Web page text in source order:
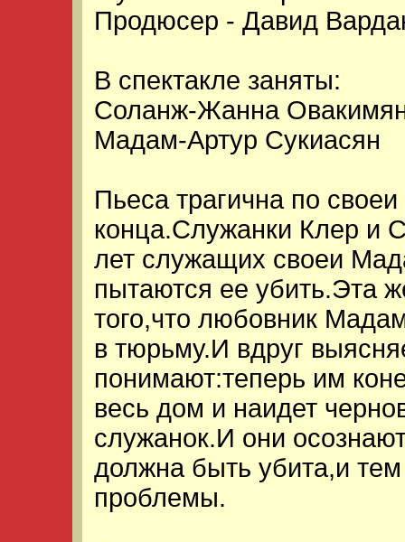
Продюсер - Давид
В спектакле заняты:
Соланж-Жанна
Мадам-Артур Сукиасян
Пьеса трагична по
конца.Служанки Клер и
лет служащих своеи
пытаются ее убить.Эта
того,что любовник
в тюрьму.И вдруг
понимают:теперь им
весь дом и наидет
служанок.И они
должна быть убита,и
проблемы.